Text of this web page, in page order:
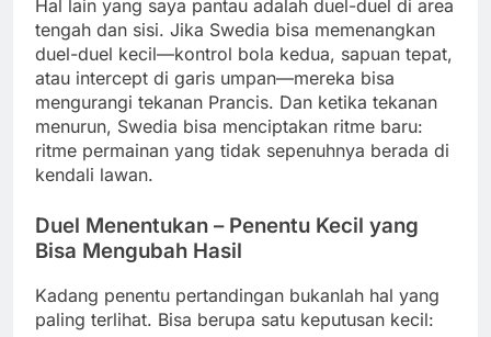
Hal lain yang saya pantau adalah duel-duel di area
tengah dan sisi. Jika Swedia bisa memenangkan
duel-duel kecil—kontrol bola kedua, sapuan tepat,
atau intercept di garis umpan—mereka bisa
mengurangi tekanan Prancis. Dan ketika tekanan
menurun, Swedia bisa menciptakan ritme baru:
ritme permainan yang tidak sepenuhnya berada di
kendali lawan.
Duel Menentukan – Penentu Kecil yang
Bisa Mengubah Hasil
Kadang penentu pertandingan bukanlah hal yang
paling terlihat. Bisa berupa satu keputusan kecil: